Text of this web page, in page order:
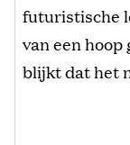
futuristische
van een hoop
blijkt dat het